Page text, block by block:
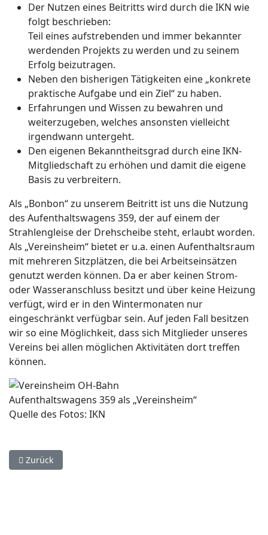
Der Nutzen eines Beitritts wird durch die IKN wie
folgt beschrieben:
Teil eines aufstrebenden und immer bekannter
werdenden Projekts zu werden und zu seinem
Erfolg beizutragen.
Neben den bisherigen Tätigkeiten eine „konkrete
praktische Aufgabe und ein Ziel“ zu haben.
Erfahrungen und Wissen zu bewahren und
weiterzugeben, welches ansonsten vielleicht
irgendwann untergeht.
Den eigenen Bekanntheitsgrad durch eine IKN-
Mitgliedschaft zu erhöhen und damit die eigene
Basis zu verbreitern.
Als „Bonbon“ zu unserem Beitritt ist uns die Nutzung
des Aufenthaltswagens 359, der auf einem der
Strahlengleise der Drehscheibe steht, erlaubt worden.
Als „Vereinsheim“ bietet er u.a. einen Aufenthaltsraum
mit mehreren Sitzplätzen, die bei Arbeitseinsätzen
genutzt werden können. Da er aber keinen Strom-
oder Wasseranschluss besitzt und über keine Heizung
verfügt, wird er in den Wintermonaten nur
eingeschränkt verfügbar sein. Auf jeden Fall besitzen
wir so eine Möglichkeit, dass sich Mitglieder unseres
Vereins bei allen möglichen Aktivitäten dort treffen
können.
Aufenthaltswagens 359 als „Vereinsheim“
Quelle des Fotos: IKN
Vorheriger Beitrag: Impressum
Zurück